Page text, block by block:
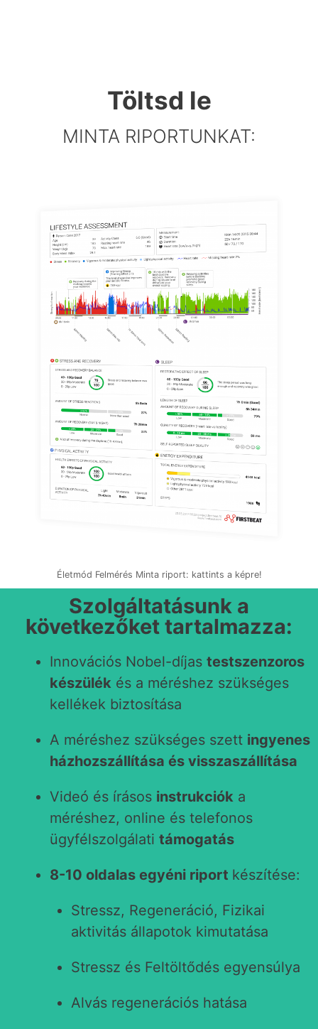
Töltsd le
MINTA RIPORTUNKAT:
Életmód Felmérés Minta riport: kattints a képre!
Szolgáltatásunk a
következőket tartalmazza:
Innovációs Nobel-díjas testszenzoros
készülék és a méréshez szükséges
kellékek biztosítása
A méréshez szükséges szett ingyenes
házhozszállítása és visszaszállítása
Videó és írásos instrukciók a
méréshez, online és telefonos
ügyfélszolgálati támogatás
8-10 oldalas egyéni riport készítése:
Stressz, Regeneráció, Fizikai
aktivitás állapotok kimutatása
Stressz és Feltöltődés egyensúlya
Alvás regenerációs hatása